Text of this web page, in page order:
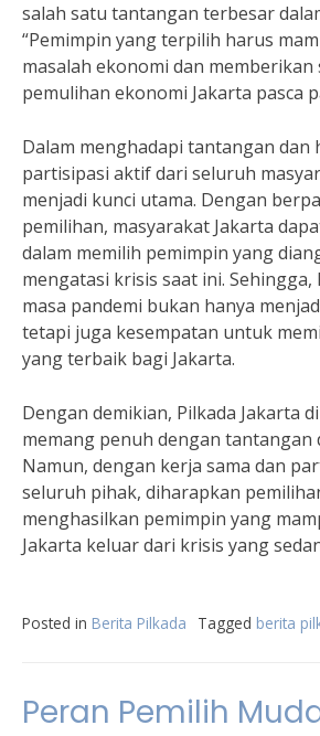
salah satu tantangan terbesar
“Pemimpin yang terpilih harus
masalah ekonomi dan
pemulihan ekonomi Jakarta pasca
Dalam menghadapi tantangan dan
partisipasi aktif dari seluruh
menjadi kunci utama. Dengan
pemilihan, masyarakat Jakarta
dalam memilih pemimpin yang
mengatasi krisis saat ini. Sehingga,
masa pandemi bukan hanya
tetapi juga kesempatan untuk
yang terbaik bagi Jakarta.
Dengan demikian, Pilkada Jakarta
memang penuh dengan tantangan
Namun, dengan kerja sama dan
seluruh pihak, diharapkan
menghasilkan pemimpin yang
Jakarta keluar dari krisis yang
Posted in Berita Pilkada Tagged berita
Peran Pemilih